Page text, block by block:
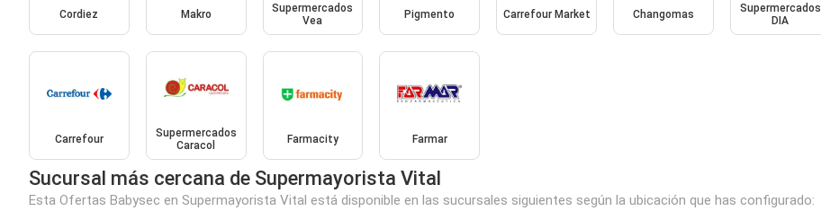
Cordiez Makro
Supermercados
Vea
Pigmento Carrefour Market Changomas
Supermercados
DIA
Carrefour
Supermercados
Caracol
Farmacity Farmar
Sucursal más cercana de Supermayorista Vital
Esta Ofertas Babysec en Supermayorista Vital está disponible en las sucursales siguientes según la ubicación que has configurado: